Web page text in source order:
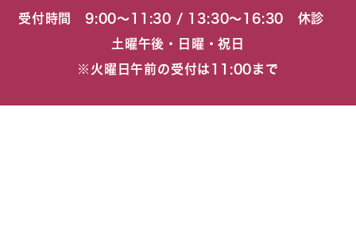
受付時間 9:00〜11:30 / 13:30〜16:30 休診
土曜午後・日曜・祝日
※火曜日午前の受付は11:00まで